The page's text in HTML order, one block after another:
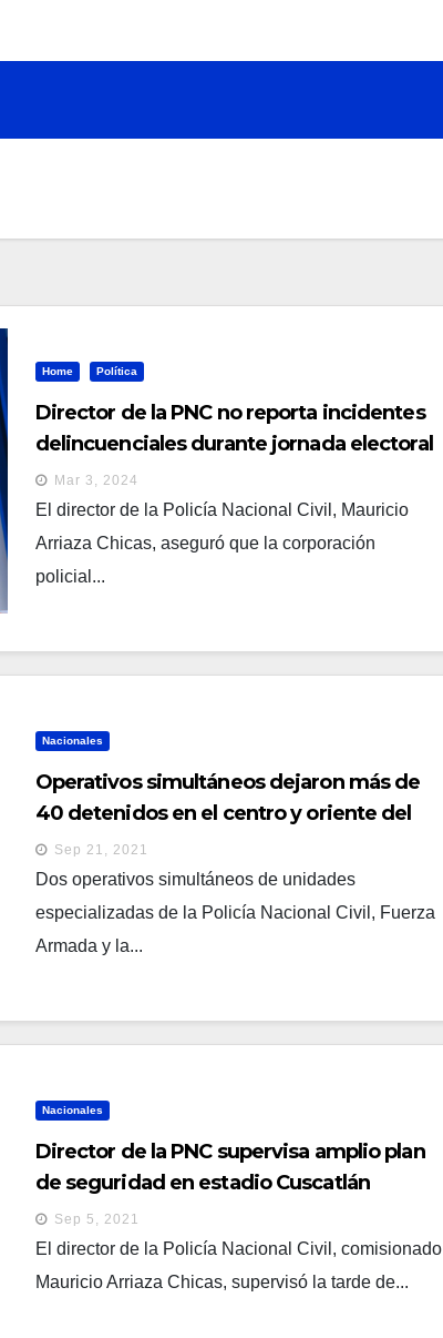
Home Política
Director de la PNC no reporta incidentes
delincuenciales durante jornada electoral
Mar 3, 2024
El director de la Policía Nacional Civil, Mauricio
Arriaza Chicas, aseguró que la corporación
policial...
Nacionales
Operativos simultáneos dejaron más de
40 detenidos en el centro y oriente del
paísSep 21, 2021
Dos operativos simultáneos de unidades
especializadas de la Policía Nacional Civil, Fuerza
Armada y la...
Nacionales
Director de la PNC supervisa amplio plan
de seguridad en estadio Cuscatlán
Sep 5, 2021
El director de la Policía Nacional Civil, comisionado
Mauricio Arriaza Chicas, supervisó la tarde de...